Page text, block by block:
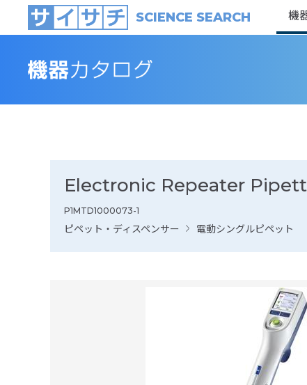
SCIENCE SEARCH 機
Electronic Repeater
P1MTD1000073-1
ピペット・ディスペンサー 電動シングルピペット